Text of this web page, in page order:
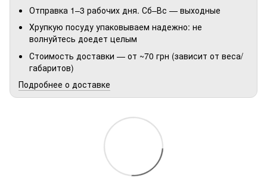
Отправка 1–3 рабочих дня. Сб–Вс — выходные
Хрупкую посуду упаковываем надежно: не
волнуйтесь доедет целым
Стоимость доставки — от ~70 грн (зависит от веса/
габаритов)
Подробнее о доставке